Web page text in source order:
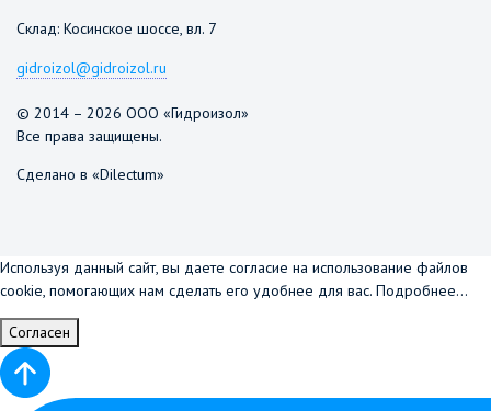
Склад: Косинское шоссе, вл. 7
gidroizol@gidroizol.ru
© 2014 – 2026 ООО «Гидроизол»
Все права защищены.
Сделано в «Dilectum»
Используя данный сайт, вы даете согласие на использование файлов
cookie, помогающих нам сделать его удобнее для вас. Подробнее...
Согласен